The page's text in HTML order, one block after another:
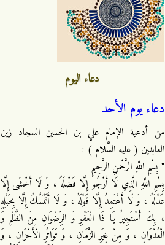
دعاء اليوم
دعاء يوم الأحد
من أدعية الإمام علي بن الحسين السجاد زين
العابدين ( عليه السَّلام ) :
" بِسْمِ اللَّهِ الرَّحْمنِ الرَّحِيمِ
بِسْمِ اللَّهِ الَّذِي لَا أَرْجُو إِلَّا فَضْلَهُ ، وَ لَا أَخْشَى إِلَّا
عَدْلَهُ ، وَ لَا أَعْتَمِدُ إِلَّا قَوْلَهُ ، وَ لَا أَتَمَسَّكُ إِلَّا بِحَبْلِهِ
، بِكَ أَسْتَجِيرُ يَا ذَا الْعَفْوِ وَ الرِّضْوَانِ مِنَ الظُّلْمِ وَ
الْعُدْوَانِ ، وَ مِنْ غِيَرِ الزَّمَانِ ، وَ تَوَاتُرِ الْأَحْزَانِ ، وَ